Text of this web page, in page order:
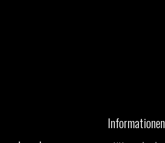
Informationen